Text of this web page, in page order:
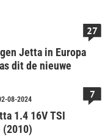
Jetta in Europa
dit de nieuwe
27
08-2024
1.4 16V TSI
(2010)
7